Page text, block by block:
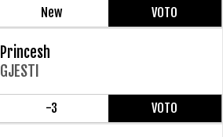
New VOTO
Princesh
GJESTI
-3 VOTO